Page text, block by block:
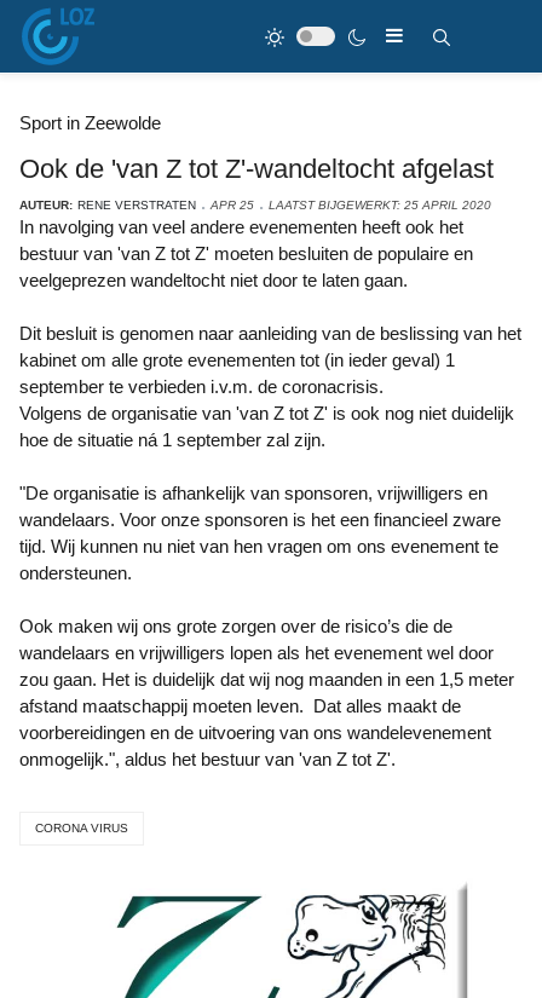
Sport in Zeewolde
Ook de 'van Z tot Z'-wandeltocht afgelast
AUTEUR: RENE VERSTRATEN APR 25 LAATST BIJGEWERKT: 25 APRIL 2020
In navolging van veel andere evenementen heeft ook het
bestuur van 'van Z tot Z' moeten besluiten de populaire en
veelgeprezen wandeltocht niet door te laten gaan.
Dit besluit is genomen naar aanleiding van de beslissing van het
kabinet om alle grote evenementen tot (in ieder geval) 1
september te verbieden i.v.m. de coronacrisis.
Volgens de organisatie van 'van Z tot Z' is ook nog niet duidelijk
hoe de situatie ná 1 september zal zijn.
"De organisatie is afhankelijk van sponsoren, vrijwilligers en
wandelaars. Voor onze sponsoren is het een financieel zware
tijd. Wij kunnen nu niet van hen vragen om ons evenement te
ondersteunen.
Ook maken wij ons grote zorgen over de risico’s die de
wandelaars en vrijwilligers lopen als het evenement wel door
zou gaan. Het is duidelijk dat wij nog maanden in een 1,5 meter
afstand maatschappij moeten leven. Dat alles maakt de
voorbereidingen en de uitvoering van ons wandelevenement
onmogelijk.", aldus het bestuur van 'van Z tot Z'.
CORONA VIRUS